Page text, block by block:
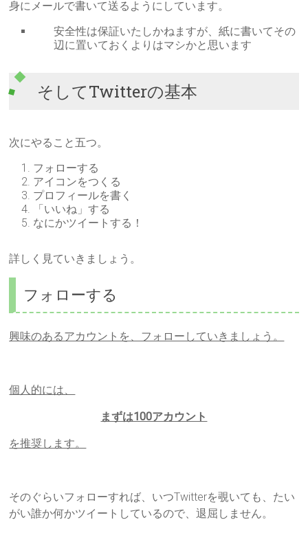
身にメールで書いて送るようにしています。
安全性は保証いたしかねますが、紙に書いてその
辺に置いておくよりはマシかと思います
そしてTwitterの基本
次にやること五つ。
フォローする
アイコンをつくる
プロフィールを書く
「いいね」する
なにかツイートする！
詳しく見ていきましょう。
フォローする
興味のあるアカウントを、フォローしていきましょう。
個人的には、
まずは100アカウント
を推奨します。
そのぐらいフォローすれば、いつTwitterを覗いても、たい
がい誰か何かツイートしているので、退屈しません。